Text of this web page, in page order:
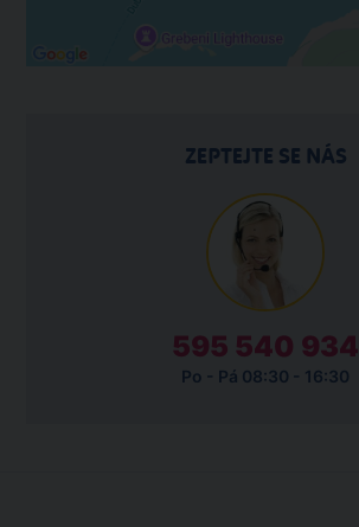
ZEPTEJTE SE NÁS
595 540 934
Po - Pá 08:30 - 16:30